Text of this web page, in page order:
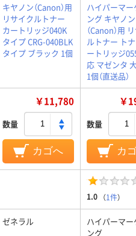
キヤノン（Canon）用
リサイクルトナー
カートリッジ040K
タイプ CRG-040BLK
タイプ ブラック 1個
ハイパーマ
ング キヤノン
（Canon）用
ルトナー ト
ートリッジ
応 マゼンタ
1個（直送品）
￥11,780
数量
カゴへ
￥
数量
カ
1.0 （1件）
ゼネラル
ハイパーマ
ング